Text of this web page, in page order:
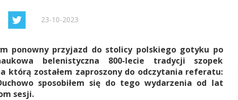
23-10-2023
ponowny przyjazd do stolicy polskiego gotyku po
belenistyczna 800-lecie tradycji szopek
którą zostałem zaproszony do odczytania referatu:
sposobiłem się do tego wydarzenia od lat
sesji.